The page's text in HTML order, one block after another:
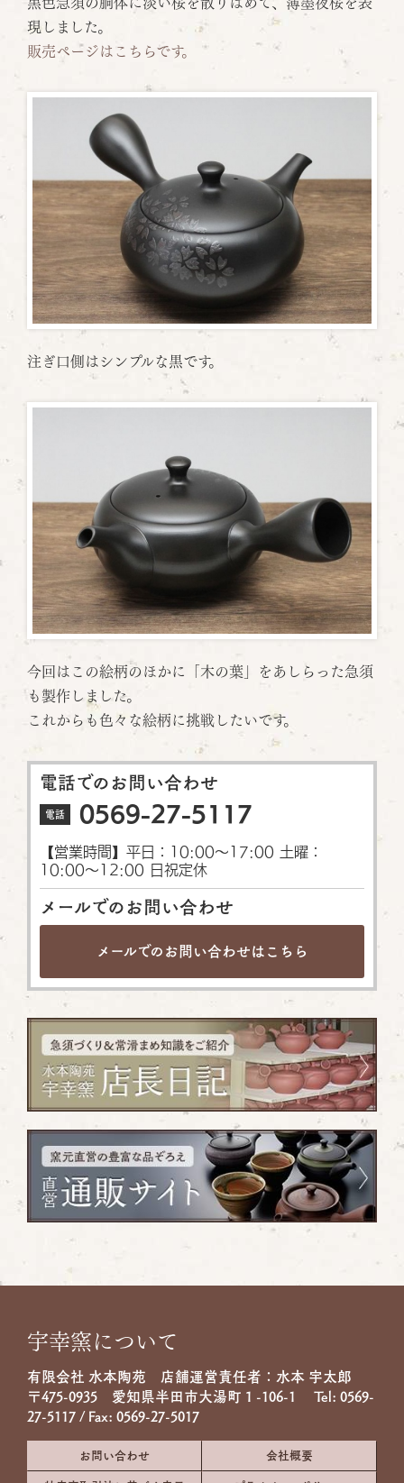
黒色急須の胴体に淡い桜を散りばめて、薄墨夜桜を表
現しました。
販売ページはこちらです。
注ぎ口側はシンプルな黒です。
今回はこの絵柄のほかに「木の葉」をあしらった急須
も製作しました。
これからも色々な絵柄に挑戦したいです。
電話でのお問い合わせ
電話 0569-27-5117
【営業時間】平日：10:00〜17:00 土曜：
10:00〜12:00 日祝定休
メールでのお問い合わせ
メールでのお問い合わせは こちら
宇幸窯について
有限会社 水本陶苑 店舗運営責任者：水本 宇太郎
〒475-0935 愛知県半田市大湯町１-106-1 Tel: 0569-
27-5117 / Fax: 0569-27-5017
お問い合わせ 会社概要